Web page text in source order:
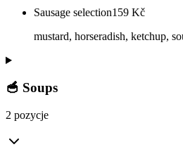
Sausage selection159 Kč
mustard, horseradish, ketchup,
🥣 Soups
2 pozycje